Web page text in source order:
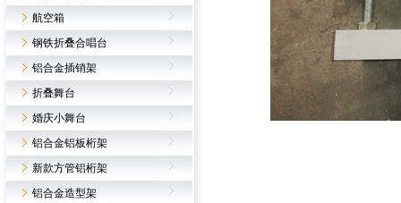
航空箱
钢铁折叠合唱台
铝合金插销架
折叠舞台
婚庆小舞台
铝合金铝板桁架
新款方管铝桁架
铝合金造型架